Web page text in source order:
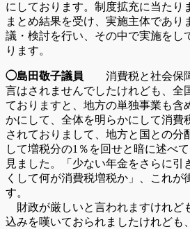
にしております。制度拡充に当たり
まとめ結果を受け、実施主体であり
議・検討を行い、その中で実施をし
ります。
◯島田敬子議員 消費税と社会保障
言はされませんでしたけれども、全
ておりますと、地方の単独事業も含
かにして、全体を明らかにして消費
されておりまして、地方と国との分
して増税分の1％を回せと暗に述べ
見ました。「少ない年金をさらに引
くして何が消費税増税か」、これが
す。
財政が厳しいと言われますけれど
込みを嘆いておられましたけれども